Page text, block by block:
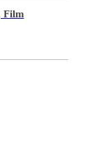
Film